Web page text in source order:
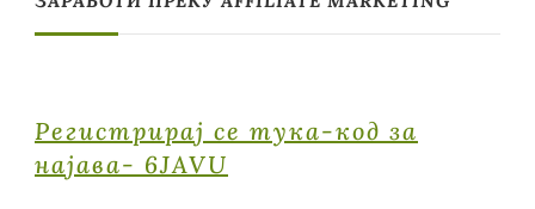
Регистрирај се тука-код за
најава- 6JAVU